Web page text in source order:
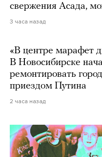
свержения Асада,
3 часа назад
«В центре марафет
В Новосибирске
ремонтировать
приездом Путина
2 часа назад